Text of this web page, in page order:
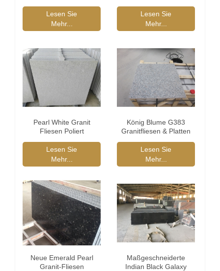
Lesen Sie
Mehr...
Lesen Sie
Mehr...
Pearl White Granit
Fliesen Poliert
Lesen Sie
Mehr...
König Blume G383
Granitfliesen & Platten
Lesen Sie
Mehr...
Neue Emerald Pearl
Granit-Fliesen
Maßgeschneiderte
Indian Black Galaxy